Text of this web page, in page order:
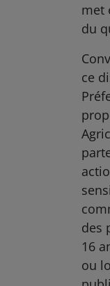
met
du
ce
des
16
ou